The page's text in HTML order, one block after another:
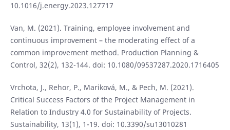
10.1016/j.energy.2023.127717
Van, M. (2021). Training, employee involvement and
continuous improvement – the moderating effect of a
common improvement method. Production Planning &
Control, 32(2), 132-144. doi: 10.1080/09537287.2020.1716405
Vrchota, J., Rehor, P., Mariková, M., & Pech, M. (2021).
Critical Success Factors of the Project Management in
Relation to Industry 4.0 for Sustainability of Projects.
Sustainability, 13(1), 1-19. doi: 10.3390/su13010281